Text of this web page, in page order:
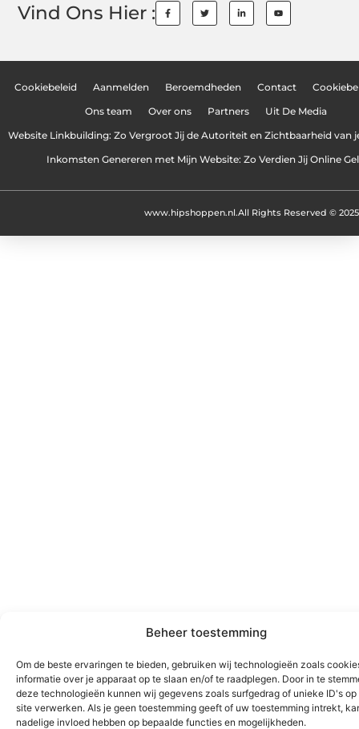
Beheer toestemming
Om de beste ervaringen te bieden, gebruiken wij technologieën zoals
informatie over je apparaat op te slaan en/of te raadplegen. Door in te
deze technologieën kunnen wij gegevens zoals surfgedrag of unieke ID's op
site verwerken. Als je geen toestemming geeft of uw toestemming intrekt,
nadelige invloed hebben op bepaalde functies en mogelijkheden.
Vind Ons Hier :
Cookiebeleid Aanmelden Beroemdheden Contact
Ons team Over ons Partners Uit De Media
Website Linkbuilding: Zo Vergroot Jij de Autoriteit en Zichtbaarheid van
Inkomsten Genereren met Mijn Website: Zo Verdien Jij Online
All Rights Reserved © 2025
www.hipshoppen.nl.